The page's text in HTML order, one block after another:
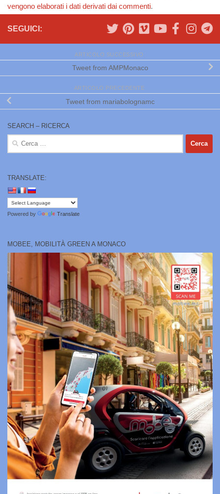
vengono elaborati i dati derivati dai commenti.
SEGUICI:
ARTICOLO SUCCESSIVO
Tweet from AMPMonaco
ARTICOLO PRECEDENTE
Tweet from mariabolognamc
SEARCH – RICERCA
Ricerca
TRANSLATE:
Powered by Translate
MOBEE, MOBILITÀ GREEN A MONACO